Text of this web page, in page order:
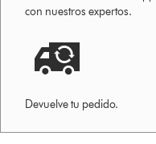
con nuestros expertos.
Devuelve tu pedido.